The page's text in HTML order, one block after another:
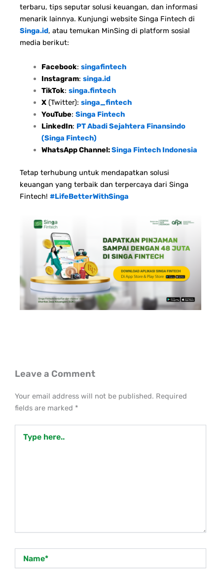
terbaru, tips seputar solusi keuangan, dan informasi
menarik lainnya. Kunjungi website Singa Fintech di
Singa.id, atau temukan MinSing di platform sosial
media berikut:
Facebook: singafintech
Instagram: singa.id
TikTok: singa.fintech
X(Twitter): singa_fintech
YouTube: Singa Fintech
LinkedIn: PT Abadi Sejahtera Finansindo
(Singa Fintech)
WhatsApp Channel:Singa Fintech Indonesia
Tetap terhubung untuk mendapatkan solusi
keuangan yang terbaik dan terpercaya dari Singa
Fintech! #LifeBetterWithSinga
Leave a Comment
Your email address will not be published. Required
fields are marked *
here..